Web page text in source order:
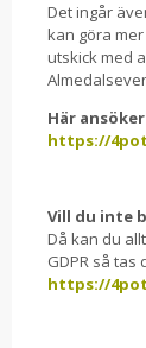
Det ingår
kan göra
utskick med
Här
https://
Vill du inte
Då kan du
GDPR så
https://